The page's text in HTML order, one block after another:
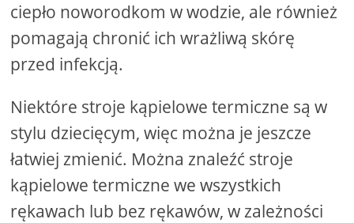
ciepło noworodkom w wodzie, ale również
pomagają chronić ich wrażliwą skórę
przed infekcją.
Niektóre stroje kąpielowe termiczne są w
stylu dziecięcym, więc można je jeszcze
łatwiej zmienić. Można znaleźć stroje
kąpielowe termiczne we wszystkich
rękawach lub bez rękawów, w zależności